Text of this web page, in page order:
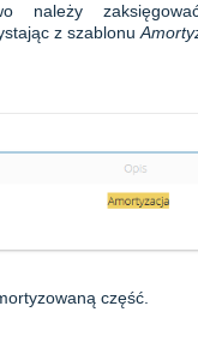
należy
z szablonu
część.